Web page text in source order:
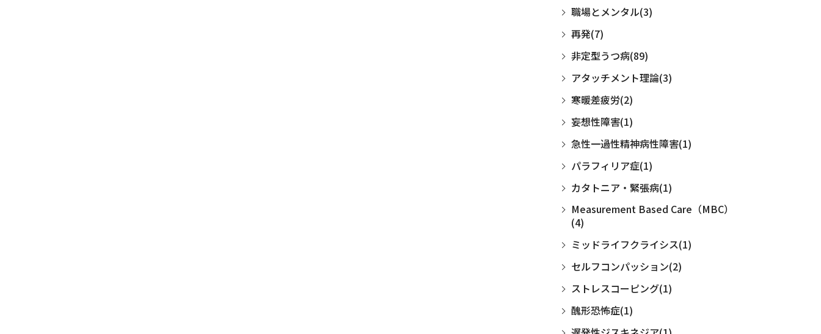
職場とメンタル(3)
再発(7)
非定型うつ病(89)
アタッチメント理論(3)
寒暖差疲労(2)
妄想性障害(1)
急性一過性精神病性障害(1)
パラフィリア症(1)
カタトニア・緊張病(1)
Measurement Based Care（MBC）
(4)
ミッドライフクライシス(1)
セルフコンパッション(2)
ストレスコーピング(1)
醜形恐怖症(1)